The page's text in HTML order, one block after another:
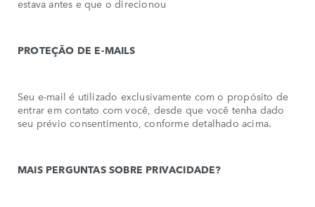
estava antes e que o direcionou
PROTEÇÃO DE E-MAILS
Seu e-mail é utilizado exclusivamente com o propósito de
entrar em contato com você, desde que você tenha dado
seu prévio consentimento, conforme detalhado acima.
MAIS PERGUNTAS SOBRE PRIVACIDADE?